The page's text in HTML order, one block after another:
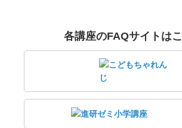
各講座のFAQサイトは